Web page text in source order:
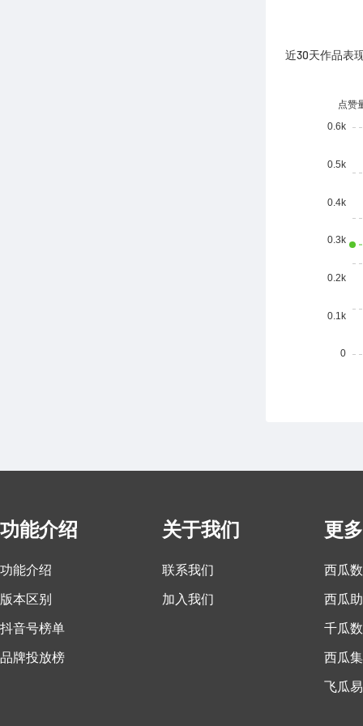
近30天作品表
功能介绍
功能介绍
版本区别
抖音号榜单
品牌投放榜
关于我们
联系我们
加入我们
更
西瓜
西瓜
千瓜
西瓜集
飞瓜